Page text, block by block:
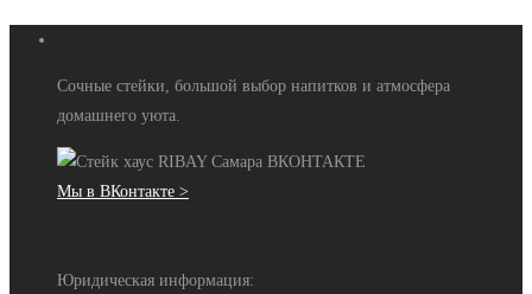
Сочные стейки, большой выбор напитков и атмосфера
домашнего уюта.
Мы в ВКонтакте >
Юридическая информация: